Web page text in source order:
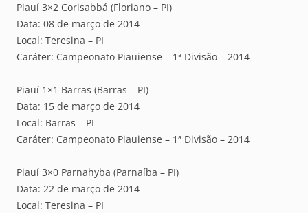
Piauí 3×2 Corisabbá (Floriano – PI)
Data: 08 de março de 2014
Local: Teresina – PI
Caráter: Campeonato Piauiense – 1ª Divisão – 2014
Piauí 1×1 Barras (Barras – PI)
Data: 15 de março de 2014
Local: Barras – PI
Caráter: Campeonato Piauiense – 1ª Divisão – 2014
Piauí 3×0 Parnahyba (Parnaíba – PI)
Data: 22 de março de 2014
Local: Teresina – PI